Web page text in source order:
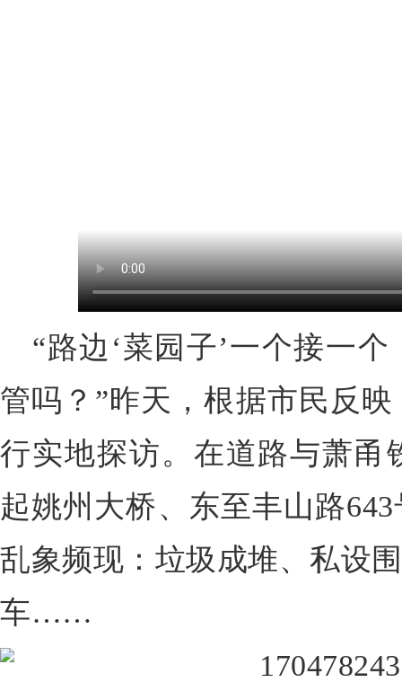
“路边‘菜园子’一个接一
管吗？”昨天，根据市民反
行实地探访。在道路与萧甬
起姚州大桥、东至丰山路
乱象频现：垃圾成堆、私设
车……